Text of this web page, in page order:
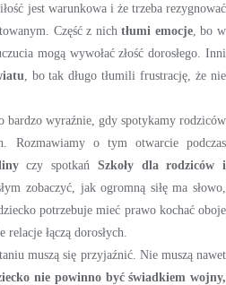
jest warunkowa i że trzeba rezygnować
Część z nichtłumi emocje, bo w
mogą wywołać złość dorosłego. Inni
, bo tak długo tłumili frustrację, że nie
wyraźnie, gdy spotykamy rodziców
Rozmawiamy o tym otwarcie podczas
czy spotkań Szkoły dla rodziców i
zobaczyć, jak ogromną siłę ma słowo,
potrzebuje mieć prawo kochać oboje
łączą dorosłych.
muszą się przyjaźnić. Nie muszą nawet
nie powinno być świadkiem wojny,